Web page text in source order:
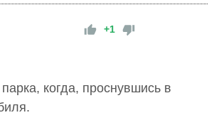
+1
когда, проснувшись в